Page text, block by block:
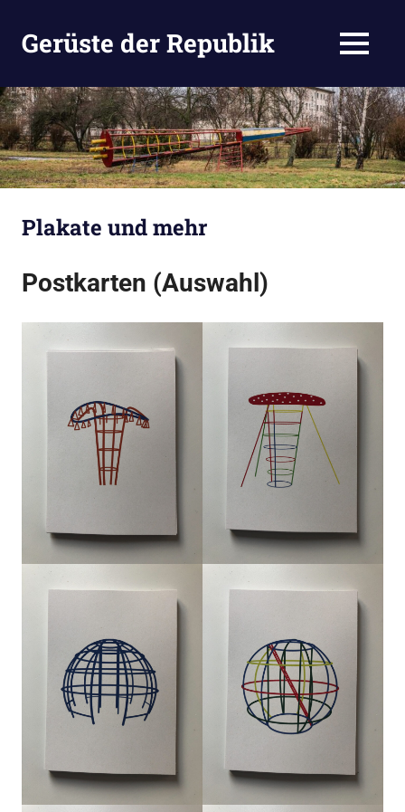
Inhalt
springen
Gerüste der Republik
andere
WordPress-
Site.
MENÜ
Plakate und mehr
Postkarten (Auswahl)